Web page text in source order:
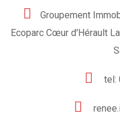
Groupement
Ecoparc Cœur d'Hérault
tel: